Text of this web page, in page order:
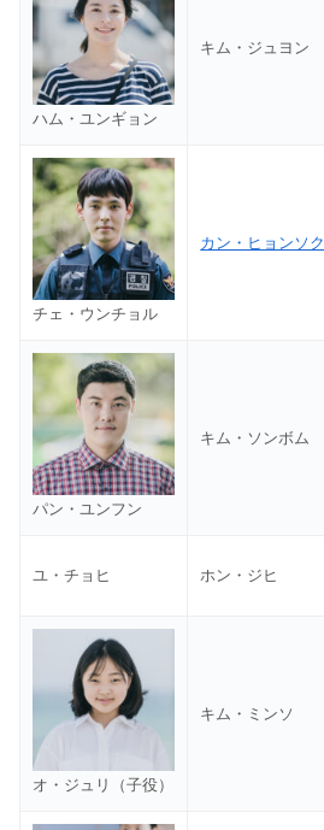
ハム・ユンギョン
キム・ジュヨン
チェ・ウンチョル
カン・ヒョンソク
パン・ユンフン
キム・ソンボム
ユ・チョヒ ホン・ジヒ
オ・ジュリ（子役）
キム・ミンソ